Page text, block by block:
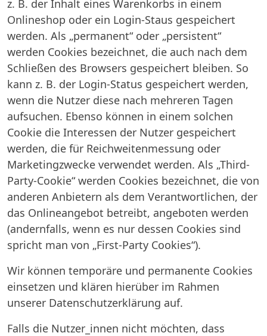
z. B. der Inhalt eines Warenkorbs in einem
Onlineshop oder ein Login-Staus gespeichert
werden. Als „permanent“ oder „persistent“
werden Cookies bezeichnet, die auch nach dem
Schließen des Browsers gespeichert bleiben. So
kann z. B. der Login-Status gespeichert werden,
wenn die Nutzer diese nach mehreren Tagen
aufsuchen. Ebenso können in einem solchen
Cookie die Interessen der Nutzer gespeichert
werden, die für Reichweitenmessung oder
Marketingzwecke verwendet werden. Als „Third-
Party-Cookie“ werden Cookies bezeichnet, die von
anderen Anbietern als dem Verantwortlichen, der
das Onlineangebot betreibt, angeboten werden
(andernfalls, wenn es nur dessen Cookies sind
spricht man von „First-Party Cookies“).
Wir können temporäre und permanente Cookies
einsetzen und klären hierüber im Rahmen
unserer Datenschutzerklärung auf.
Falls die Nutzer_innen nicht möchten, dass